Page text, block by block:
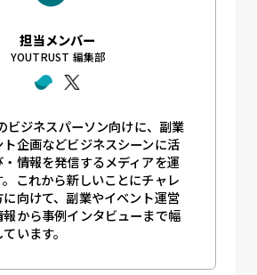
担当メンバー
YOUTRUST 編集部
ビジネスパーソン向けに、副業
企画などビジネスシーンに活
情報を発信するメディアを運
これから新しいことにチャレ
向けて、副業やイベント運営
から事例インタビューまで幅
います。